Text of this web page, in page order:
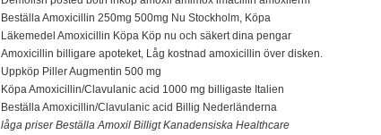
Beställa Amoxicillin 250mg 500mg Nu Stockholm, Köpa
Läkemedel Amoxicillin Köpa Köp nu och säkert dina pengar
Amoxicillin billigare apoteket, Låg kostnad amoxicillin över disken.
Uppköp Piller Augmentin 500 mg
Köpa Amoxicillin/Clavulanic acid 1000 mg billigaste Italien
Beställa Amoxicillin/Clavulanic acid Billig Nederländerna
låga priser Beställa Amoxil Billigt Kanadensiska Healthcare